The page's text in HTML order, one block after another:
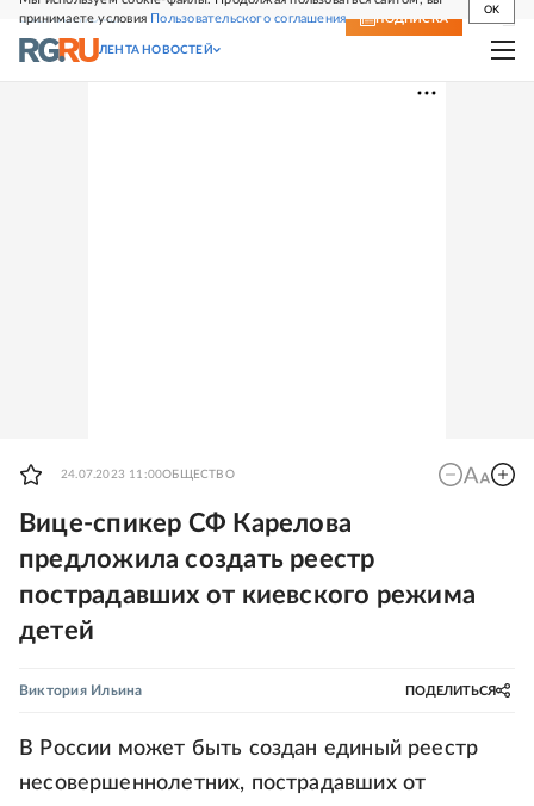
принимаете условия Пользовательского соглашения
OK
СВЕЖИЙ НОМЕР ПОДПИСКА
ЛЕНТА НОВОСТЕЙ
24.07.2023 11:00ОБЩЕСТВО
Вице-спикер СФ Карелова
предложила создать реестр
пострадавших от киевского режима
детей
Виктория Ильина ПОДЕЛИТЬСЯ
В России может быть создан единый реестр
несовершеннолетних, пострадавших от